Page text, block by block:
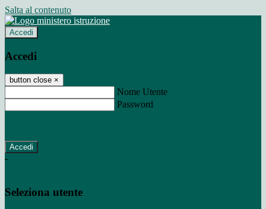
Salta al contenuto
Accedi
Accedi
button close ×
Nome Utente
Password
-
Seleziona utente